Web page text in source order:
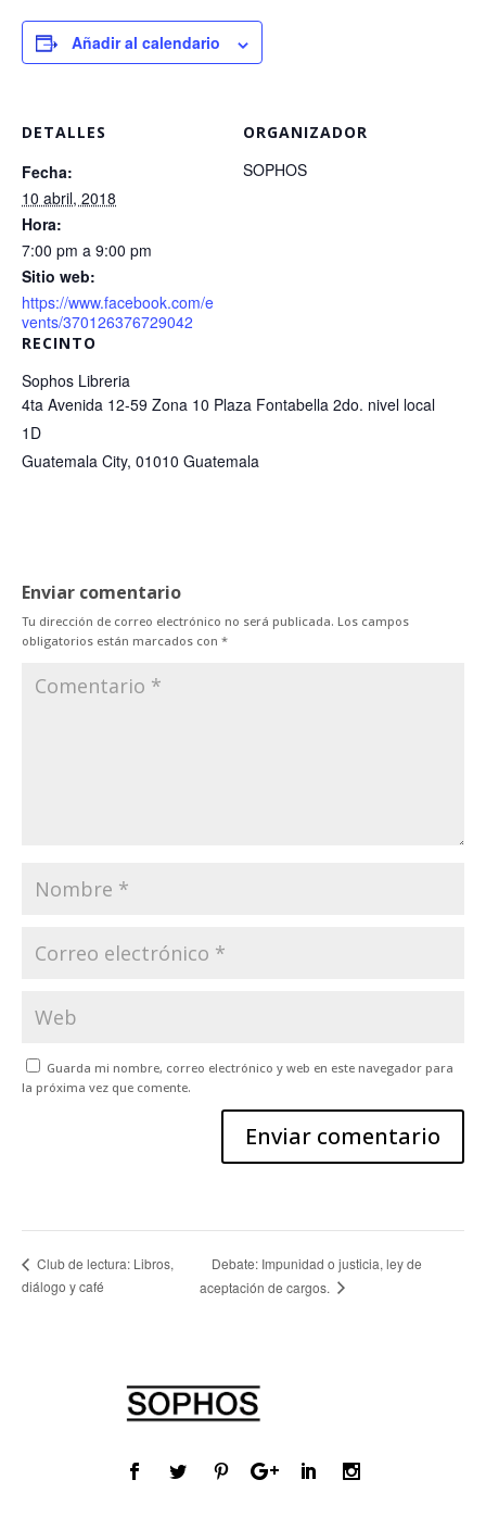
Añadir al calendario
DETALLES
Fecha:
10 abril, 2018
Hora:
7:00 pm a 9:00 pm
Sitio web:
https://www.facebook.com/e
vents/370126376729042
RECINTO
Sophos Libreria
4ta Avenida 12-59 Zona 10 Plaza Fontabella 2do. nivel local
1D
Guatemala City, 01010 Guatemala
ORGANIZADOR
SOPHOS
Enviar comentario
Tu dirección de correo electrónico no será publicada. Los campos
obligatorios están marcados con *
Guarda mi nombre, correo electrónico y web en este navegador para
la próxima vez que comente.
Club de lectura: Libros,
diálogo y café
Debate: Impunidad o justicia, ley de
aceptación de cargos.